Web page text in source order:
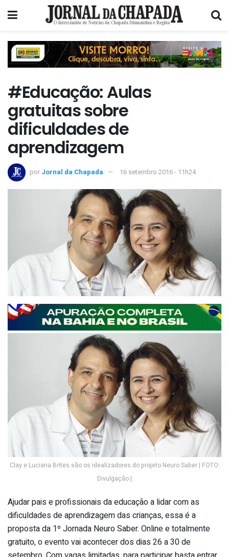
#Educação: Aulas
gratuitas sobre
dificuldades de
aprendizagem
por Jornal da Chapada 16 setembro 2016 - 11h24
Clay e Luciana Brites são os idealizadores do projeto Neuro Saber | FOTO:
Divulgação |
Ajudar pais e profissionais da educação a lidar com as
dificuldades de aprendizagem das crianças, essa é a
proposta da 1º Jornada Neuro Saber. Online e totalmente
gratuito, o evento vai acontecer dos dias 26 a 30 de